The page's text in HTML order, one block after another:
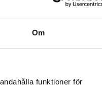
Om
funktioner för